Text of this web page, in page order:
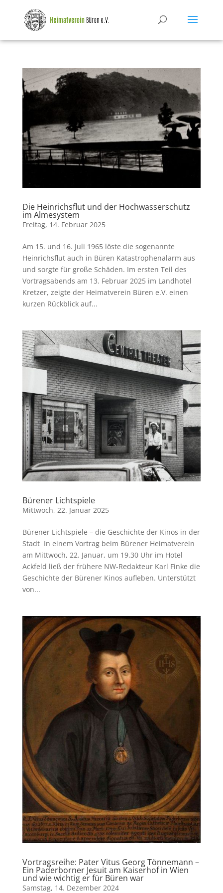
Die Heinrichsflut und der Hochwasserschutz
im Almesystem
Freitag, 14. Februar 2025
Am 15. und 16. Juli 1965 löste die sogenannte
Heinrichsflut auch in Büren Katastrophenalarm aus
und sorgte für große Schäden. Im ersten Teil des
Vortragsabends am 13. Februar 2025 im Landhotel
Kretzer, zeigte der Heimatverein Büren e.V. einen
kurzen Rückblick auf...
Bürener Lichtspiele
Mittwoch, 22. Januar 2025
Bürener Lichtspiele – die Geschichte der Kinos in der
Stadt In einem Vortrag beim Bürener Heimatverein
am Mittwoch, 22. Januar, um 19.30 Uhr im Hotel
Ackfeld ließ der frühere NW-Redakteur Karl Finke die
Geschichte der Bürener Kinos aufleben. Unterstützt
von...
Vortragsreihe: Pater Vitus Georg Tönnemann –
Ein Paderborner Jesuit am Kaiserhof in Wien
und wie wichtig er für Büren war
Samstag, 14. Dezember 2024